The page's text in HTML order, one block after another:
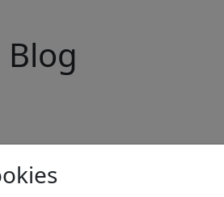
Blog